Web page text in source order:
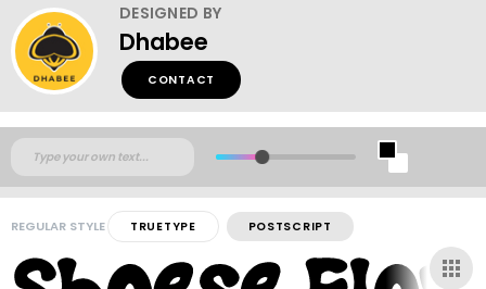
DESIGNED BY
Dhabee
CONTACT
REGULAR STYLE TRUETYPE POSTSCRIPT